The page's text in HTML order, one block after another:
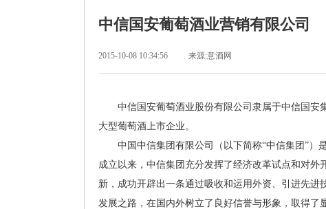
中信国安葡萄酒业营销有限公司
2015-10-08 10:34:56 来源:意酒网
中信国安葡萄酒业股份有限公司隶属于中信国安
大型葡萄酒上市企业。
中国中信集团有限公司（以下简称“中信集团”）是
成立以来，中信集团充分发挥了经济改革试点和对
新，成功开辟出一条通过吸收和运用外资、引进先
发展之路，在国内外树立了良好信誉与形象，取得了